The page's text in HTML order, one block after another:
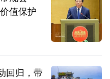
值保护
回归，带